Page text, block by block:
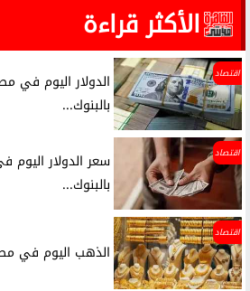
الأكثر قراءة
اقتصاد
الدولار اليوم في
بالبنوك...
اقتصاد
سعر الدولار
بالبنوك...
اقتصاد
الذهب اليوم في مصر..